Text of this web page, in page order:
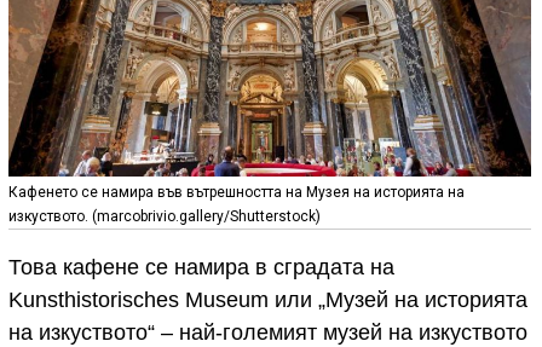
Кафенето се намира във вътрешността на Музея на историята на
изкуството. (marcobrivio.gallery/Shutterstock)
Това кафене се намира в сградата на
Kunsthistorisches Museum или „Музей на историята
на изкуството“ – най-големият музей на изкуството